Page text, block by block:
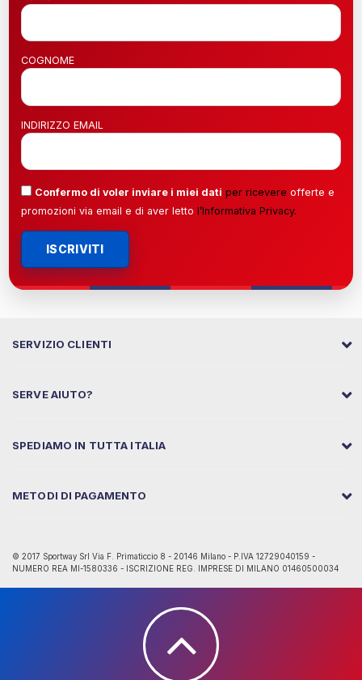
COGNOME
INDIRIZZO EMAIL
Confermo di voler inviare i miei dati per ricevere offerte e
promozioni via email e di aver letto l’Informativa Privacy.
ISCRIVITI
SERVIZIO CLIENTI
SERVE AIUTO?
SPEDIAMO IN TUTTA ITALIA
METODI DI PAGAMENTO
© 2017 Sportway Srl Via F. Primaticcio 8 - 20146 Milano - P.IVA 12729040159 -
NUMERO REA MI-1580336 - ISCRIZIONE REG. IMPRESE DI MILANO 01460500034